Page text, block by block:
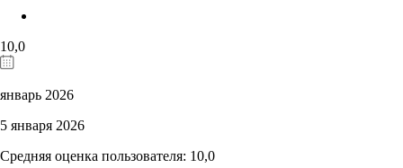
10,0
январь 2026
5 января 2026
Средняя оценка пользователя: 10,0